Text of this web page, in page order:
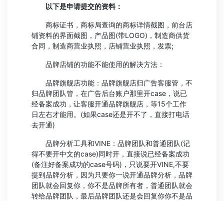
以下是申请提交的资料：
商标证书，商标局查询的商标详情截图，前台店
铺资料的界面截图，产品图(带LOGO)，制造商供货
合同，制造商营业执照，店铺营业执照，发票;
品牌店铺的功能不能使用的解决方法：
品牌旗舰店功能：品牌旗舰店归广告客服管，不
归品牌团队管，在广告后台账户那里开case，说已
经备案成功，让客服开通品牌旗舰店，等15个工作
日左右才能用。(如果case还是开不了，直接打电话
去开通)
品牌分析工具和VINE：品牌团队和普通团队(记
得不要开中文的case)同时开，直接说已经备案成功
(备注好备案成功的case号码)，只说要开VINE,不要
提到品牌分析，因为只要你一说开通品牌分析，品牌
团队就会回复你，你不是品牌所有者，普通团队就会
转给品牌团队，最后品牌团队还是会回复你你不是品